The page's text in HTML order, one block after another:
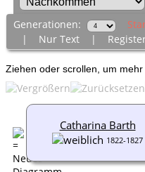
Generationen:
| Nur Text|
Ziehen oder scrollen, um mehr
Catharina Barth
1822-1827